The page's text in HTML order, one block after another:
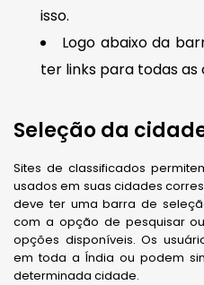
isso.
Logo abaixo da
ter links para todas
Seleção da
Sites de classificados
usados ​​em suas cidades
deve ter uma barra de
com a opção de pesquisar
opções disponíveis. Os
em toda a Índia ou podem
determinada cidade.